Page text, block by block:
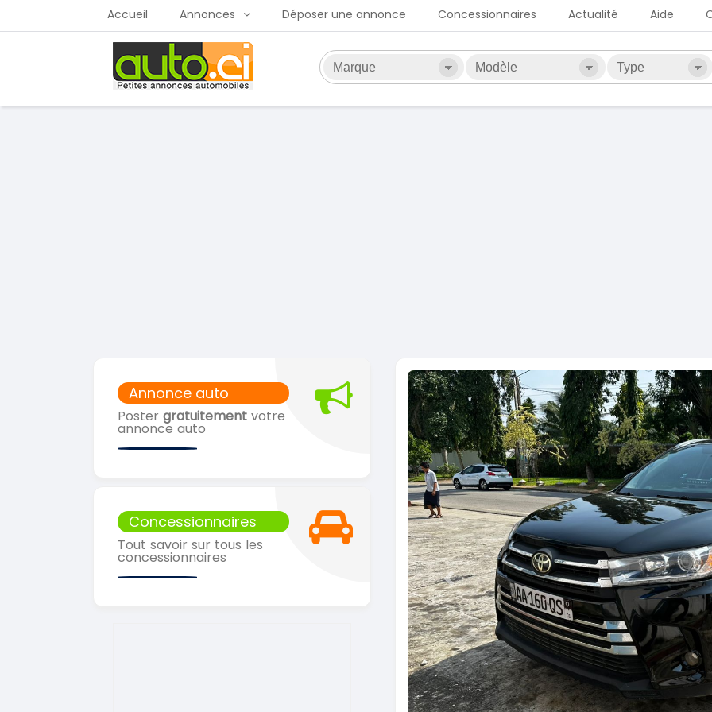
Accueil Annonces Déposer une annonce Concessionnaires Actualité Aide
Annonce auto
Poster gratuitement votre
annonce auto
Concessionnaires
Tout savoir sur tous les
concessionnaires
Previous